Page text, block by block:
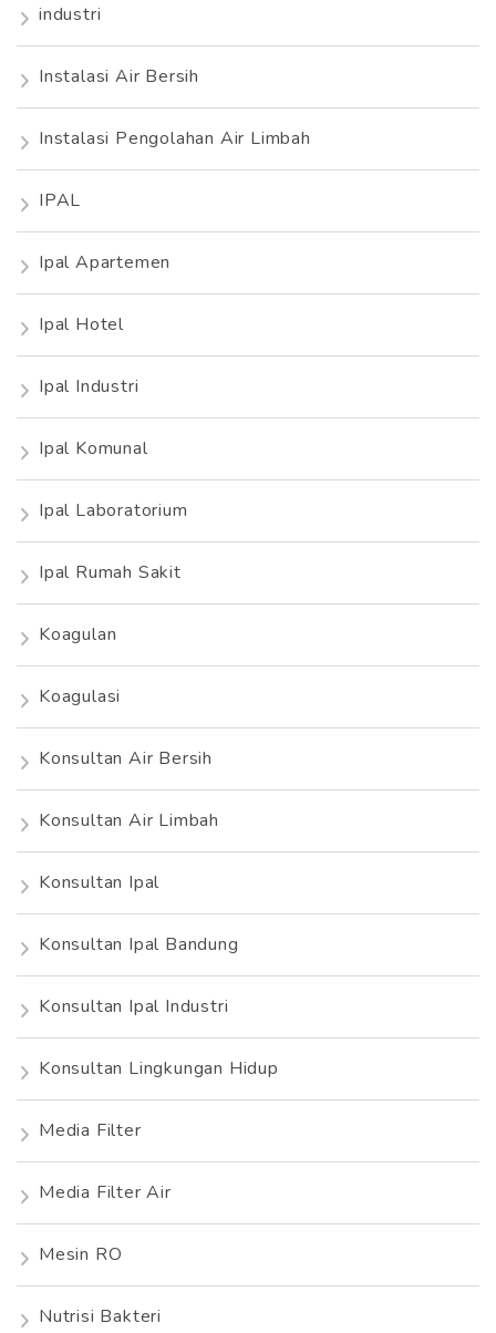
industri
Instalasi Air Bersih
Instalasi Pengolahan Air Limbah
IPAL
Ipal Apartemen
Ipal Hotel
Ipal Industri
Ipal Komunal
Ipal Laboratorium
Ipal Rumah Sakit
Koagulan
Koagulasi
Konsultan Air Bersih
Konsultan Air Limbah
Konsultan Ipal
Konsultan Ipal Bandung
Konsultan Ipal Industri
Konsultan Lingkungan Hidup
Media Filter
Media Filter Air
Mesin RO
Nutrisi Bakteri